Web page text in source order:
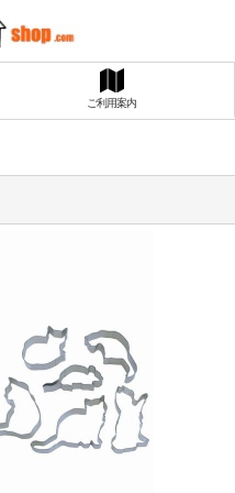
ご利用案内